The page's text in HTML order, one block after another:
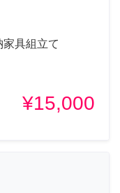
具組立て
¥15,000